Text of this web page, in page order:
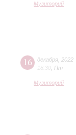
Музиторий
16 декабря 2022
18:30 Пт
Музиторий